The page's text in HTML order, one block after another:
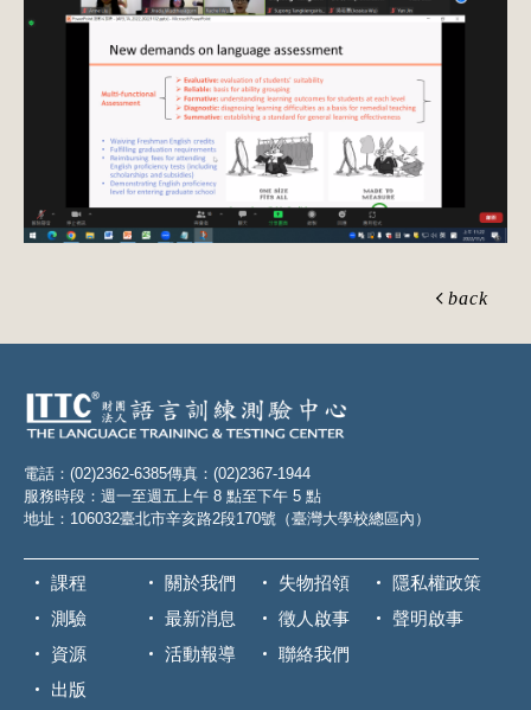
back
電話：(02)2362-6385傳真：(02)2367-1944
服務時段：週一至週五上午 8 點至下午 5 點
地址：106032臺北市辛亥路2段170號（臺灣大學校總區內）
課程
測驗
資源
出版
關於我們
最新消息
活動報導
失物招領
徵人啟事
聯絡我們
隱私權政策
聲明啟事